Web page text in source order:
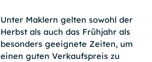
Unter Maklern gelten sowohl der
Herbst als auch das Frühjahr als
besonders geeignete Zeiten, um
einen guten Verkaufspreis zu